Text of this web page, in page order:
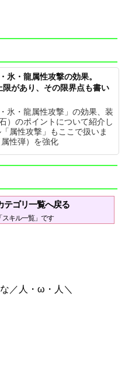
氷・龍属性攻撃の効果。
限があり、その限界点も書い
氷・龍属性攻撃」の効果、装
）のポイントについて紹介し
属性攻撃」もここで扱いま
性弾）を強化
テゴリ一覧へ戻る
「スキル一覧」です
／人・ω・人＼